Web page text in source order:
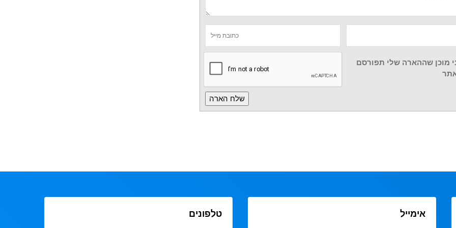
מוכן שההארה שלי תפורסם
אימייל טלפונים